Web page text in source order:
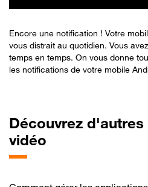
Encore une notification ! Votre
vous distrait au quotidien. Vous
temps en temps. On vous donne
les notifications de votre mobile
Découvrez
vidéo